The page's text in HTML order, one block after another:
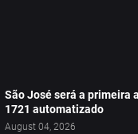
São José será a primeira
1721 automatizado
August 04, 2026